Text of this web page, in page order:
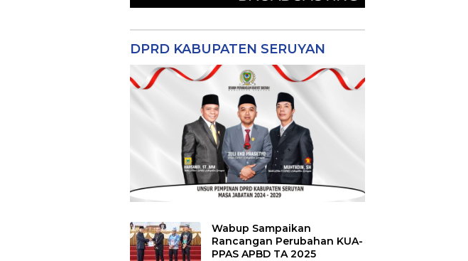
DPRD KABUPATEN SERUYAN
Wabup Sampaikan
Rancangan Perubahan KUA-
PPAS APBD TA 2025